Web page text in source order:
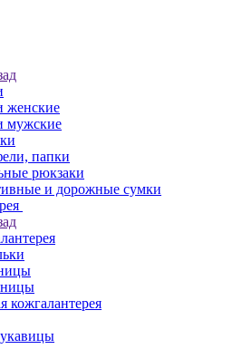
женские
мужские
папки
рюкзаки
и дорожные сумки
кожгалантерея